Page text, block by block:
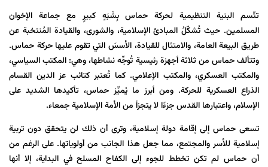
تتّسم البنية التنظيمية لحركة حماس بِشَبَهٍ كبيرٍ مع جماعة الإخوان
المسلمين. حيث تُشكّلُ المبادئ الإسلامية، والشورى، والقيادة المُنتخبة عن
طريق البيعة العامة، والامتثال للقيادة، الأسسَ التي تقوم عليها حركة حماس.
وتتألف حماس من ثلاثة أجهزة رئيسية تُوجِّه نشاطها، وهي: المكتب السياسي،
والمكتب العسكري، والمكتب الإعلامي. كما تُعتبر كتائب عز الدين القسام
الذراع العسكرية للحركة. ومن أبرز ما يُميِّز حماس، تأكيدها الشديد على
الإسلام، واعتبارها القدس جزءًا لا يتجزأ من الأمة الإسلامية جمعاء.
تسعى حماس إلى إقامة دولة إسلامية، وترى أن ذلك لن يتحقق دون تربية
إسلامية للأسر والمجتمع، مما جعل هذا الجانب من أولوياتها. على الرغم من
أن حماس لم تكن تخطط للجوء إلى الكفاح المسلح في البداية، إلا أنها